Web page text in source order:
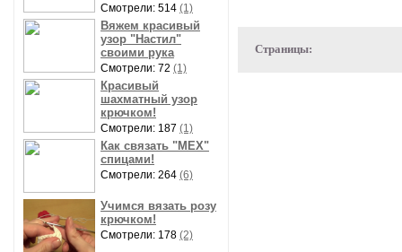
Смотрели: 514 (1)
Вяжем красивый
узор "Настил"
своими рука
Смотрели: 72 (1)
Красивый
шахматный узор
крючком!
Смотрели: 187 (1)
Как связать "МЕХ"
спицами!
Смотрели: 264 (6)
Учимся вязать розу
крючком!
Смотрели: 178 (2)
Страницы: